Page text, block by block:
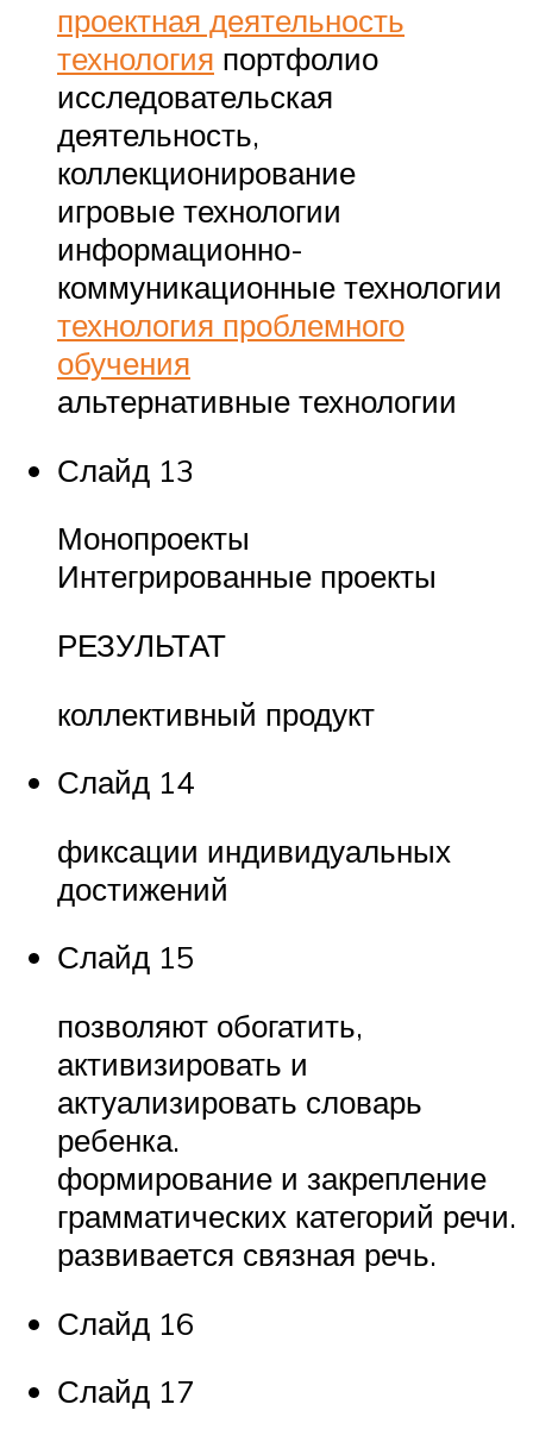
проектная деятельность
технология портфолио
исследовательская
деятельность,
коллекционирование
игровые технологии
информационно-
коммуникационные технологии
технология проблемного
обучения
альтернативные технологии
Слайд 13
Монопроекты
Интегрированные проекты
РЕЗУЛЬТАТ
коллективный продукт
Слайд 14
фиксации индивидуальных
достижений
Слайд 15
позволяют обогатить,
активизировать и
актуализировать словарь
ребенка.
формирование и закрепление
грамматических категорий речи.
развивается связная речь.
Слайд 16
Слайд 17